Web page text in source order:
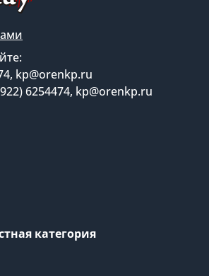
kp@orenkp.ru
6254474, kp@orenkp.ru
категория